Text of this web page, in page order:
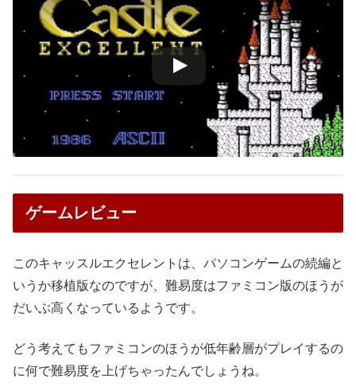
ゲームレビュー
このキャッスルエクセレントは、パソコンゲームの続編と
いうか移植版なのですが、難易度はファミコン版のほうが
だいぶ高くなっているようです。
どう考えてもファミコンのほうが低年齢層がプレイするの
に何で難易度を上げちゃったんでしょうね。